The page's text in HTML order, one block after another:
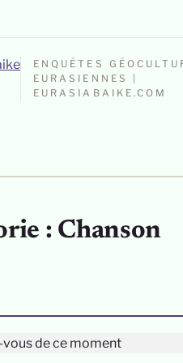
ENQUÊTES
EURASIENNES |
EURASIABAIKE.COM
: Chanson